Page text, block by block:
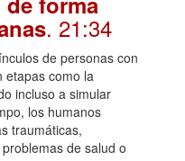
. 21:34
de personas con
etapas como la
incluso a simular
los humanos
traumáticas,
de salud o